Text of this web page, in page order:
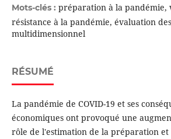
Mots-clés : préparation à la pandémie,
résistance à la pandémie, évaluation
multidimensionnel
RÉSUMÉ
La pandémie de COVID-19 et ses
économiques ont provoqué une
rôle de l'estimation de la préparation